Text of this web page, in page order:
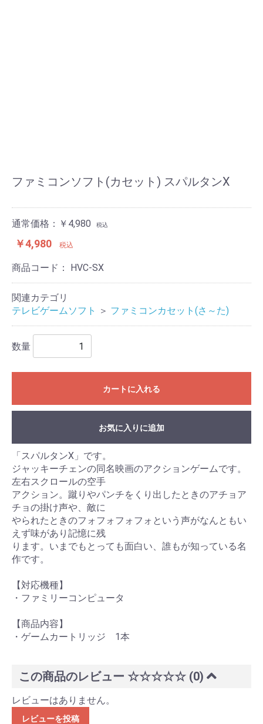
ファミコンソフト(カセット) スパルタンX
通常価格：￥4,980 税込
￥4,980 税込
商品コード： HVC-SX
関連カテゴリ
テレビゲームソフト
＞ ファミコンカセット(さ～た)
数量
カートに入れる
お気に入りに追加
「スパルタンX」です。
ジャッキーチェンの同名映画のアクションゲームです。
左右スクロールの空手
アクション。蹴りやパンチをくり出したときのアチョア
チョの掛け声や、敵に
やられたときのフォフォフォフォという声がなんともい
えず味があり記憶に残
ります。いまでもとっても面白い、誰もが知っている名
作です。
【対応機種】
・ファミリーコンピュータ
【商品内容】
・ゲームカートリッジ 1本
この商品のレビュー ☆☆☆☆☆ (0)
レビューはありません。
レビューを投稿